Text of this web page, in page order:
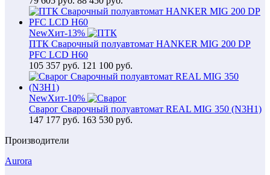
NewХит-13%
ПТК Сварочный полуавтомат HANKER MIG 200 DP
PFC LCD H60
105 357 руб. 121 100 руб.
NewХит-10%
Сварог Сварочный полуавтомат REAL MIG 350 (N3H1)
147 177 руб. 163 530 руб.
Производители
Aurora